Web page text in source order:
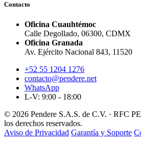
Contacto
Oficina Cuauhtémoc
Calle Degollado, 06300, CDMX
Oficina Granada
Av. Ejército Nacional 843, 11520
+52 55 1204 1276
contacto@pendere.net
WhatsApp
L-V: 9:00 - 18:00
© 2026 Pendere S.A.S. de C.V. · RFC
los derechos reservados.
Aviso de Privacidad Garantía y Soporte